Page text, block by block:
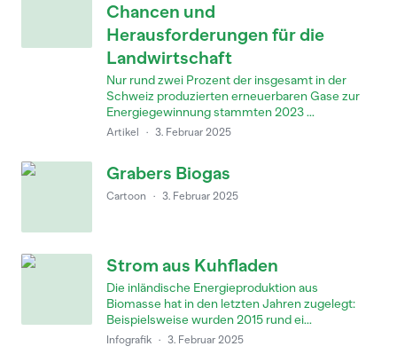
Chancen und
Herausforderungen für die
Landwirtschaft
Nur rund zwei Prozent der insgesamt in der
Schweiz produzierten erneuerbaren Gase zur
Energiegewinnung stammten 2023 ...
Artikel · 3. Februar 2025
Grabers Biogas
Cartoon · 3. Februar 2025
Strom aus Kuhfladen
Die inländische Energieproduktion aus
Biomasse hat in den letzten Jahren zugelegt:
Beispielsweise wurden 2015 rund ei...
Infografik · 3. Februar 2025